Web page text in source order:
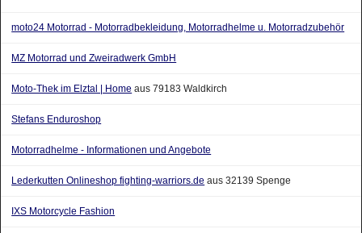
moto24 Motorrad - Motorradbekleidung, Motorradhelme u. Motorradzubehör
MZ Motorrad und Zweiradwerk GmbH
Moto-Thek im Elztal | Home aus 79183 Waldkirch
Stefans Enduroshop
Motorradhelme - Informationen und Angebote
Lederkutten Onlineshop fighting-warriors.de aus 32139 Spenge
IXS Motorcycle Fashion